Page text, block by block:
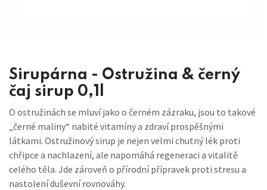
Sirupárna - Ostružina & černý
čaj sirup 0,1l
O ostružinách se mluví jako o černém zázraku, jsou to takové
„černé maliny“ nabité vitamíny a zdraví prospěšnými
látkami. Ostružinový sirup je nejen velmi chutný lék proti
chřipce a nachlazení, ale napomáhá regeneraci a vitalitě
celého těla. Jde zároveň o přírodní přípravek proti stresu a
nastolení duševní rovnováhy.